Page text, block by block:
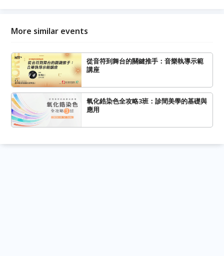
More similar events
從音符到舞台的關鍵推手：音樂執導示範
講座
氧化鋯染色全攻略3班：診間美學的基礎與
應用